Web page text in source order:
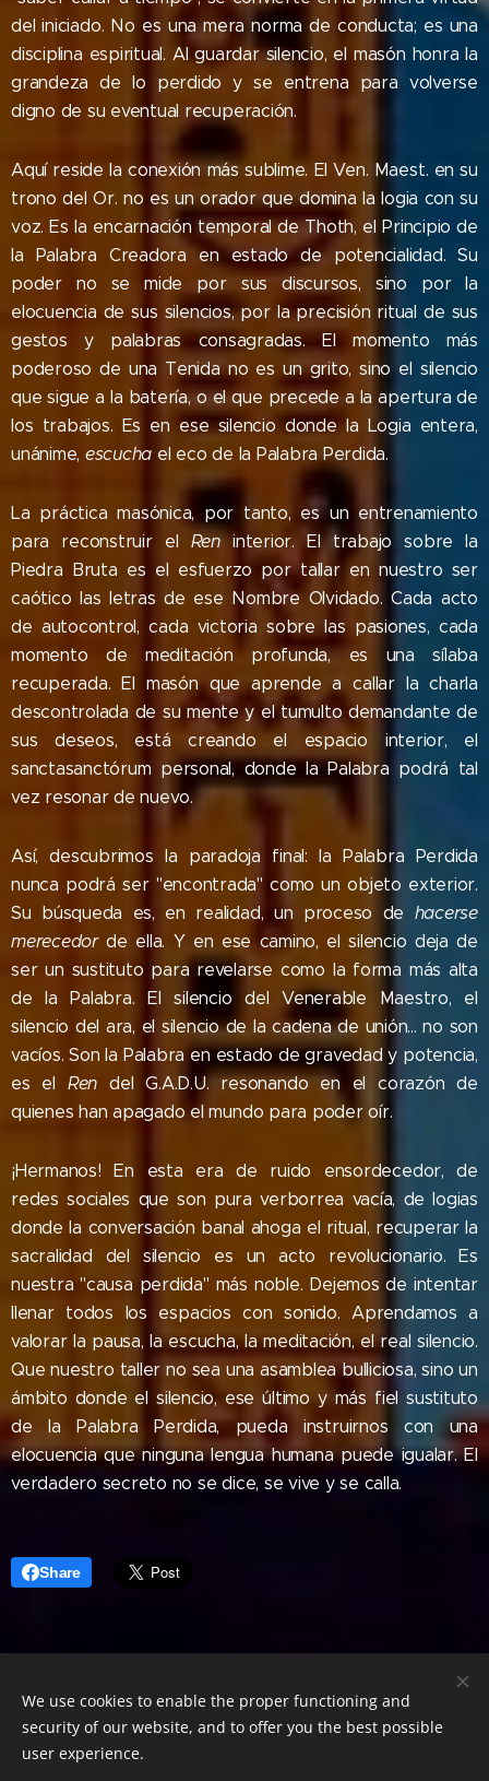
del iniciado. No es una mera norma de conducta; es una
disciplina espiritual. Al guardar silencio, el masón honra la
grandeza de lo perdido y se entrena para volverse
digno de su eventual recuperación.
Aquí reside la conexión más sublime. El Ven. Maest. en su
trono del Or. no es un orador que domina la logia con su
voz. Es la encarnación temporal de Thoth, el Principio de
la Palabra Creadora en estado de potencialidad. Su
poder no se mide por sus discursos, sino por la
elocuencia de sus silencios, por la precisión ritual de sus
gestos y palabras consagradas. El momento más
poderoso de una Tenida no es un grito, sino el silencio
que sigue a la batería, o el que precede a la apertura de
los trabajos. Es en ese silencio donde la Logia entera,
unánime, escucha el eco de la Palabra Perdida.
La práctica masónica, por tanto, es un entrenamiento
para reconstruir el Reninterior. El trabajo sobre la
Piedra Bruta es el esfuerzo por tallar en nuestro ser
caótico las letras de ese Nombre Olvidado. Cada acto
de autocontrol, cada victoria sobre las pasiones, cada
momento de meditación profunda, es una sílaba
recuperada. El masón que aprende a callar la charla
descontrolada de su mente y el tumulto demandante de
sus deseos, está creando el espacio interior, el
sanctasanctórum personal, donde la Palabra podrá tal
vez resonar de nuevo.
Así, descubrimos la paradoja final: la Palabra Perdida
nunca podrá ser "encontrada" como un objeto exterior.
Su búsqueda es, en realidad, un proceso de hacerse
merecedorde ella. Y en ese camino, el silencio deja de
ser un sustituto para revelarse como la forma más alta
de la Palabra. El silencio del Venerable Maestro, el
silencio del ara, el silencio de la cadena de unión... no son
vacíos. Son la Palabra en estado de gravedad y potencia,
es el Ren del G.A.D.U. resonando en el corazón de
quienes han apagado el mundo para poder oír.
¡Hermanos! En esta era de ruido ensordecedor, de
redes sociales que son pura verborrea vacía, de logias
donde la conversación banal ahoga el ritual, recuperar la
sacralidad del silencio es un acto revolucionario. Es
nuestra "causa perdida" más noble. Dejemos de intentar
llenar todos los espacios con sonido. Aprendamos a
valorar la pausa, la escucha, la meditación, el real silencio.
Que nuestro taller no sea una asamblea bulliciosa, sino un
ámbito donde el silencio, ese último y más fiel sustituto
de la Palabra Perdida, pueda instruirnos con una
elocuencia que ninguna lengua humana puede igualar. El
verdadero secreto no se dice, se vive y se calla.
Share
reservados.
Creado con
We use cookies to enable the proper functioning and
security of our website, and to offer you the best possible
user experience.